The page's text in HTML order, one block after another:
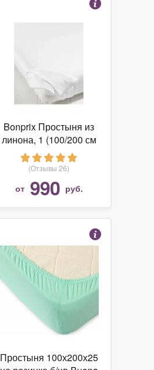
Bonprix Простыня из
линона, 1 (100/200 см
(1 шт.))
(Отзывы 26)
от 990 руб.
Простыня 100х200х25